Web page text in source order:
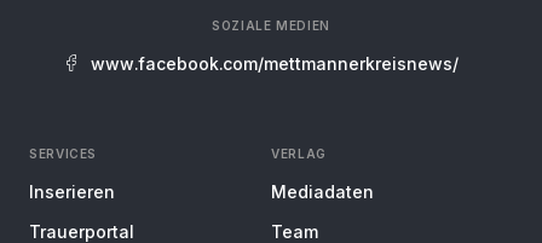
SOZIALE MEDIEN
www.facebook.com/mettmannerkreisnews/
SERVICES
Inserieren
Trauerportal
VERLAG
Mediadaten
Team